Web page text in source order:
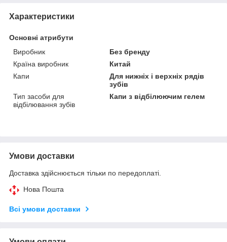
Характеристики
Основні атрибути
Виробник
Без бренду
Країна виробник
Китай
Капи
Для нижніх і верхніх рядів
зубів
Тип засоби для
відбілювання зубів
Капи з відбілюючим гелем
Умови доставки
Доставка здійснюється тільки по передоплаті.
Нова Пошта
Всі умови доставки